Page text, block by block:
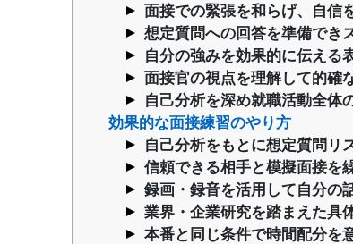
面接での緊張を和らげ、自信
想定質問への回答を準備でき
自分の強みを効果的に伝える
面接官の視点を理解して的確
自己分析を深め就職活動全体
効果的な面接練習のやり方
自己分析をもとに想定質問リ
信頼できる相手と模擬面接を
録画・録音を活用して自分の
業界・企業研究を踏まえた具
本番と同じ条件で時間配分を